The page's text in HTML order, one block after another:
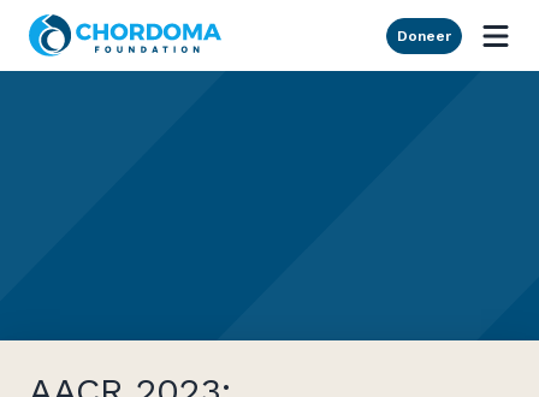
Skip to Main Content
Doneer